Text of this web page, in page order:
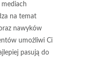
na temat
nawyków
umożliwi Ci
pasują do